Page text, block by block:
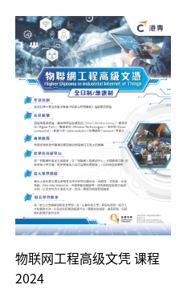
物联网工程高级文凭 课程
2024